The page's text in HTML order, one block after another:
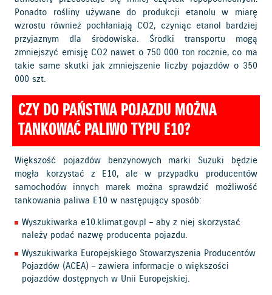
Ponadto rośliny używane do produkcji etanolu w miarę
wzrostu również pochłaniają CO2, czyniąc etanol bardziej
przyjaznym dla środowiska. Środki transportu mogą
zmniejszyć emisję CO2 nawet o 750 000 ton rocznie, co ma
takie same skutki jak zmniejszenie liczby pojazdów o 350
000 szt.
CZY DO PAŃSTWA POJAZDU MOŻNA
TANKOWAĆ PALIWO TYPU E10?
Większość pojazdów benzynowych marki Suzuki będzie
mogła korzystać z E10, ale w przypadku producentów
samochodów innych marek można sprawdzić możliwość
tankowania paliwa E10 w następujący sposób:
Wyszukiwarka e10.klimat.gov.pl – aby z niej skorzystać
należy podać nazwę producenta pojazdu.
Wyszukiwarka Europejskiego Stowarzyszenia Producentów
Pojazdów (ACEA) – zawiera informacje o większości
pojazdów dostępnych w Unii Europejskiej.